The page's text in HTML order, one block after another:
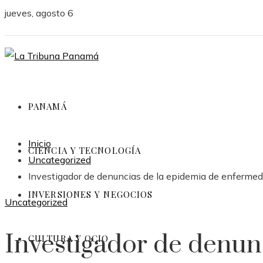
jueves, agosto 6
PANAMÁ
CIENCIA Y TECNOLOGÍA
INVERSIONES Y NEGOCIOS
CULTURA Y OCIO
Inicio
Uncategorized
Investigador de denuncias de la epidemia de
Uncategorized
Investigador de